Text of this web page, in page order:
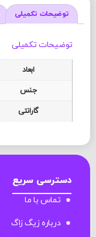
توضیحات تکمیلی
توضیحات تکمیلی
ابعاد
جنس
گارانتی
دسترسی سریع
تماس با ما
درباره زیگ زاگ